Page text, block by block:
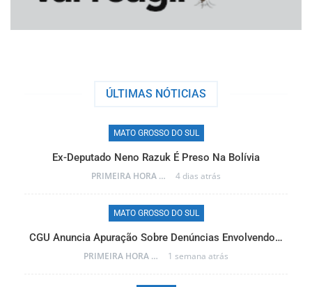
ÚLTIMAS NÓTICIAS
MATO GROSSO DO SUL
Ex-Deputado Neno Razuk É Preso Na Bolívia
PRIMEIRA HORA ONLINE 4 dias atrás
MATO GROSSO DO SUL
CGU Anuncia Apuração Sobre Denúncias Envolvendo…
PRIMEIRA HORA ONLINE 1 semana atrás